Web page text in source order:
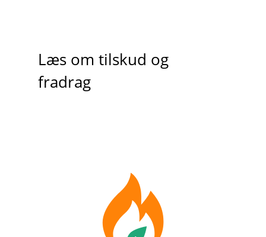
Læs om tilskud og
fradrag